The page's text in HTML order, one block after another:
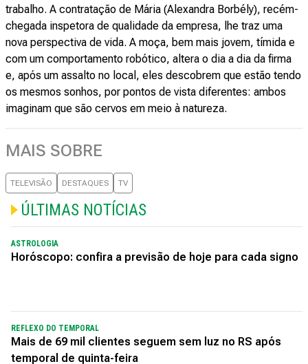
trabalho. A contratação de Mária (Alexandra Borbély), recém-
chegada inspetora de qualidade da empresa, lhe traz uma
nova perspectiva de vida. A moça, bem mais jovem, tímida e
com um comportamento robótico, altera o dia a dia da firma
e, após um assalto no local, eles descobrem que estão tendo
os mesmos sonhos, por pontos de vista diferentes: ambos
imaginam que são cervos em meio à natureza.
MAIS SOBRE
TELEVISÃO DESTAQUES TV
ÚLTIMAS NOTÍCIAS
ASTROLOGIA
Horóscopo: confira a previsão de hoje para cada signo
REFLEXO DO TEMPORAL
Mais de 69 mil clientes seguem sem luz no RS após
temporal de quinta-feira